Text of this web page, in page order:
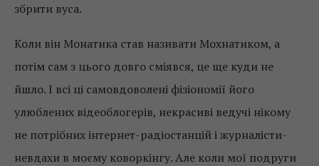
збрити вуса.
Коли він Монатика став називати Мохнатиком, а
потім сам з цього довго сміявся, це ще куди не
йшло. І всі ці самовдоволені фізіономії його
улюблених відеоблогерів, некрасиві ведучі нікому
не потрібних інтернет-радіостанцій і журналісти-
невдахи в моєму коворкінгу. Але коли мої подруги